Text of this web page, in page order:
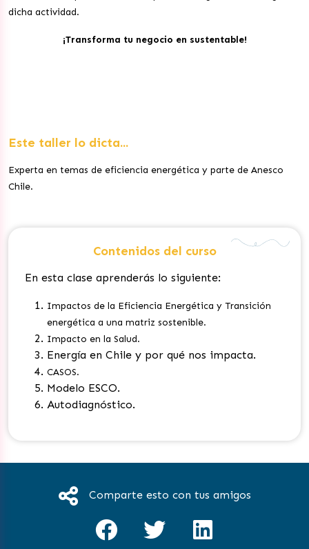
dicha actividad.
¡Transforma tu negocio en sustentable!
Este taller lo dicta...
Experta en temas de eficiencia energética y parte de Anesco
Chile.
Contenidos del curso
En esta clase aprenderás lo siguiente:
Impactos de la Eficiencia Energética y Transición
energética a una matriz sostenible.
Impacto en la Salud.
Energía en Chile y por qué nos impacta.
CASOS.
Modelo ESCO.
Autodiagnóstico.
Comparte esto con tus amigos